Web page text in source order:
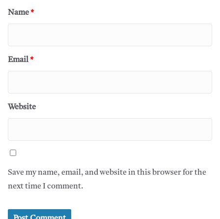
Name*
Email*
Website
Save my name, email, and website in this browser for the
next time I comment.